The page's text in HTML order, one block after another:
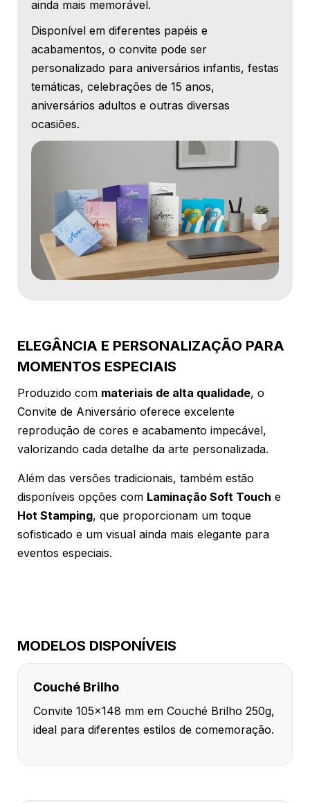
ainda mais memorável.
Disponível em diferentes papéis e
acabamentos, o convite pode ser
personalizado para aniversários infantis, festas
temáticas, celebrações de 15 anos,
aniversários adultos e outras diversas
ocasiões.
ELEGÂNCIA E PERSONALIZAÇÃO PARA
MOMENTOS ESPECIAIS
Produzido com materiais de alta qualidade, o
Convite de Aniversário oferece excelente
reprodução de cores e acabamento impecável,
valorizando cada detalhe da arte personalizada.
Além das versões tradicionais, também estão
disponíveis opções com Laminação Soft Touch e
Hot Stamping, que proporcionam um toque
sofisticado e um visual ainda mais elegante para
eventos especiais.
MODELOS DISPONÍVEIS
Couché Brilho
Convite 105x148 mm em Couché Brilho 250g,
ideal para diferentes estilos de comemoração.